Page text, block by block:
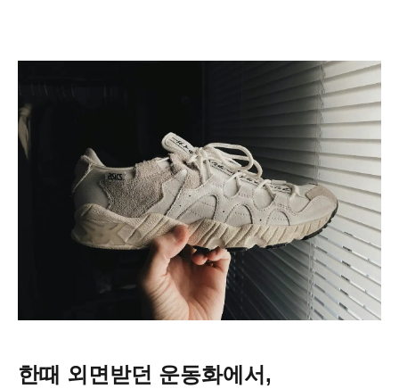
한때 외면받던 운동화에서,